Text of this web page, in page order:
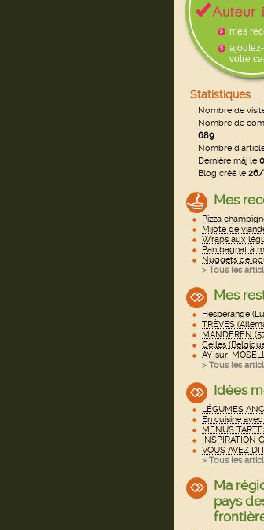
mes
votre
Statistiques
Nombre de
Nombre de
689
Nombre
Dernière màj le
Blog créé le
Mes
Pizza
Mijoté de
Wraps aux
Pan bagnat à
Nuggets de
> Tous les
Mes
Hesperange
TRÈVES
MANDEREN
Celles
AY-sur-
> Tous les
Idées
LÉGUMES
En cuisine
MENUS
INSPIRATION
VOUS AVEZ
> Tous les
Ma
pays